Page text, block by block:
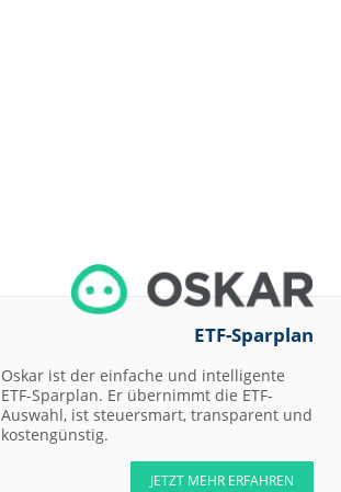
ETF-Sparplan
Oskar ist der einfache und intelligente
ETF-Sparplan. Er übernimmt die ETF-
Auswahl, ist steuersmart, transparent und
kostengünstig.
JETZT MEHR ERFAHREN